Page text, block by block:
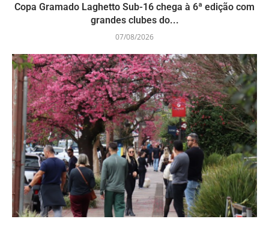
Copa Gramado Laghetto Sub-16 chega à 6ª edição com
grandes clubes do...
07/08/2026